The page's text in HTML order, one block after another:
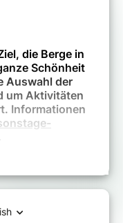
die Berge in
Schönheit
Auswahl der
um Aktivitäten
Informationen
Deutsch